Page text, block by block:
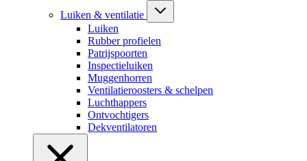
Luiken & ventilatie
Luiken
Rubber profielen
Patrijspoorten
Inspectieluiken
Muggenhorren
Ventilatieroosters & schelpen
Luchthappers
Ontvochtigers
Dekventilatoren